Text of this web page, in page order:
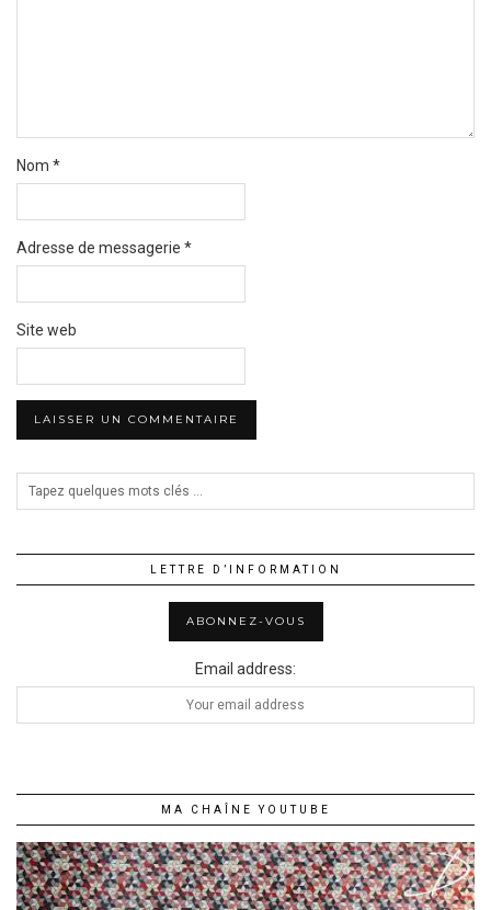
Nom *
Adresse de messagerie *
Site web
LETTRE D’INFORMATION
Email address:
MA CHAÎNE YOUTUBE